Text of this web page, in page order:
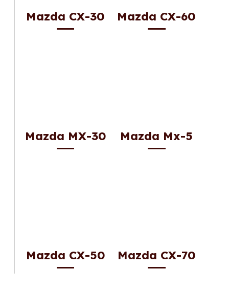
Mazda CX-30 Mazda CX-60
Mazda MX-30 Mazda Mx-5
Mazda CX-50 Mazda CX-70